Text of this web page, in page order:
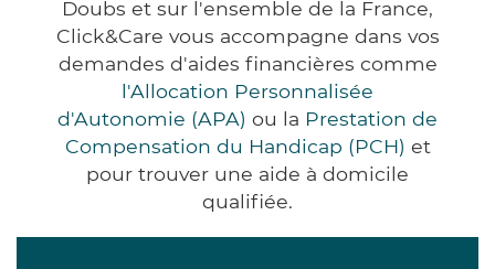
Doubs et sur l'ensemble de la France,
Click&Care vous accompagne dans vos
demandes d'aides financières comme
l'Allocation Personnalisée
d'Autonomie (APA) ou la Prestation de
Compensation du Handicap (PCH) et
pour trouver une aide à domicile
qualifiée.